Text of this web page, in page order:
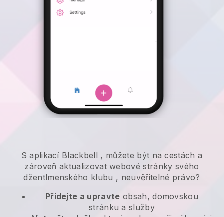
S aplikací Blackbell , můžete být na cestách a
zároveň aktualizovat webové stránky svého
džentlmenského klubu , neuvěřitelné právo?
Přidejte a upravte obsah, domovskou
stránku a služby